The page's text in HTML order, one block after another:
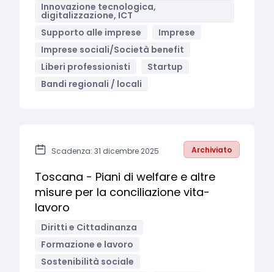
Innovazione tecnologica,
digitalizzazione, ICT
Supporto alle imprese
Imprese
Imprese sociali/Società benefit
Liberi professionisti
Startup
Bandi regionali / locali
Scadenza: 31 dicembre 2025 Archiviato
Toscana - Piani di welfare e altre
misure per la conciliazione vita-
lavoro
Diritti e Cittadinanza
Formazione e lavoro
Sostenibilità sociale